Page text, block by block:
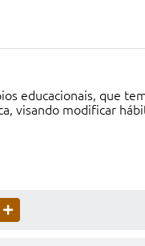
educacionais, que
visando modificar